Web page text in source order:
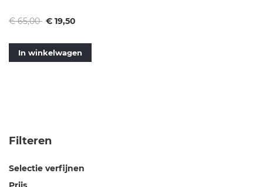
Normale
€ 65,00 Vanaf
€ 19,50
In winkelwagen
Filteren
Selectie verfijnen